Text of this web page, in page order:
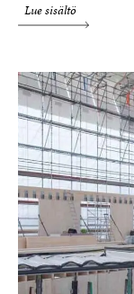
Lue sisältö